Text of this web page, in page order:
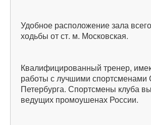
Удобное расположение зала
ходьбы от ст. м. Московская.
Квалифицированный тренер,
работы с лучшими спортсменами
Петербурга. Спортсмены клуба
ведущих промоушенах России.